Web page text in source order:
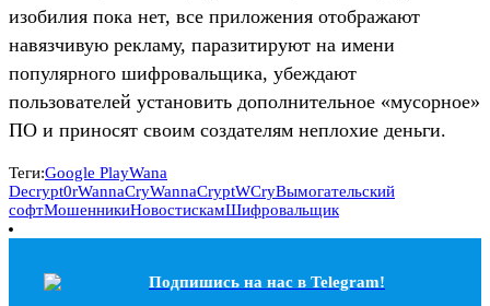
изобилия пока нет, все приложения отображают
навязчивую рекламу, паразитируют на имени
популярного шифровальщика, убеждают
пользователей установить дополнительное «мусорное»
ПО и приносят своим создателям неплохие деньги.
Теги:Google PlayWana
Decrypt0rWannaCryWannaCryptWCryВымогательский
софтМошенникиНовостискамШифровальщик
Подпишись на наc в Telegram!